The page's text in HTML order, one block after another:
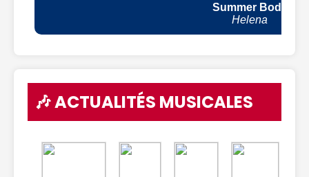
Summer Body
Helena
🎶 ACTUALITÉS MUSICALES